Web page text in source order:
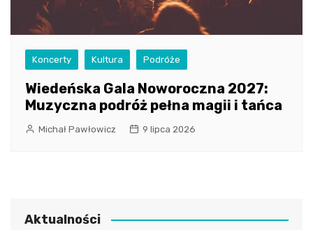
Koncerty Kultura Podróże
Wiedeńska Gala Noworoczna 2027:
Muzyczna podróż pełna magii i tańca
Michał Pawłowicz 9 lipca 2026
Aktualności